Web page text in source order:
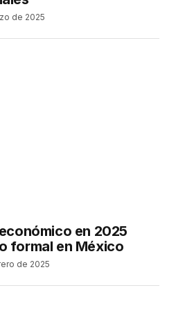
de 2025
en 2025
formal en México
de 2025